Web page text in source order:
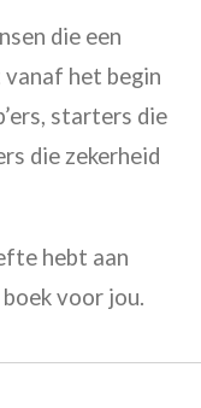
die een
het begin
starters die
die zekerheid
hebt aan
voor jou.